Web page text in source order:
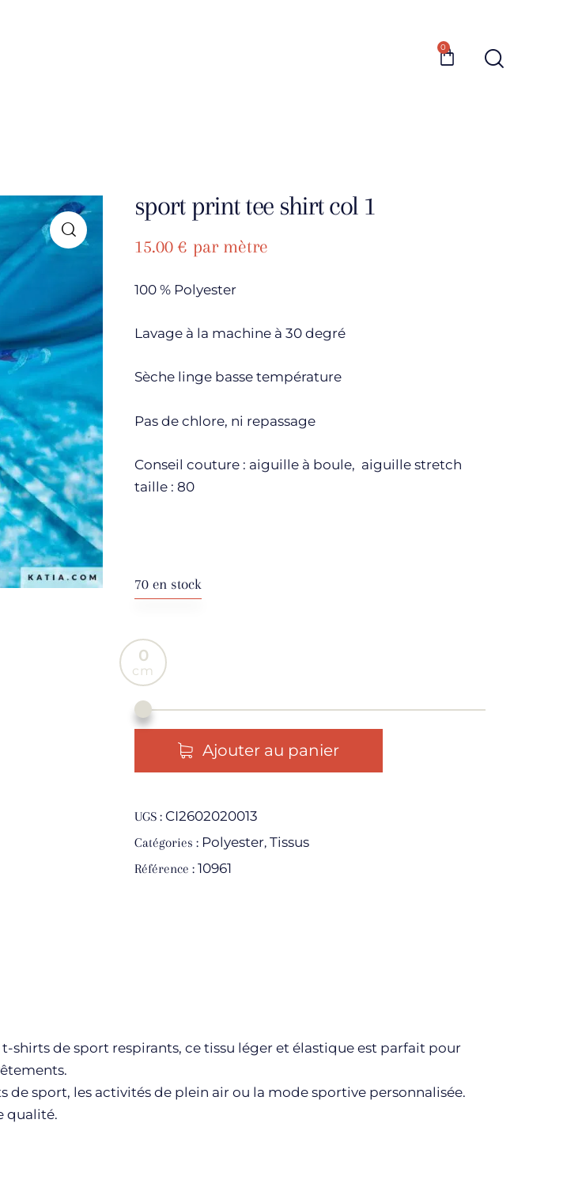
0
sport print tee shirt col 1
15.00€ par mètre
100 % Polyester
Lavage à la machine à 30 degré
Sèche linge basse température
Pas de chlore, ni repassage
Conseil couture : aiguille à boule, aiguille stretch
taille : 80
70 en stock
0
Ajouter au panier
UGS : CI2602020013
Catégories : Polyester, Tissus
Référence : 10961
shirts de sport respirants, ce tissu léger et élastique est parfait pour
sport, les activités de plein air ou la mode sportive personnalisée.
qualité.